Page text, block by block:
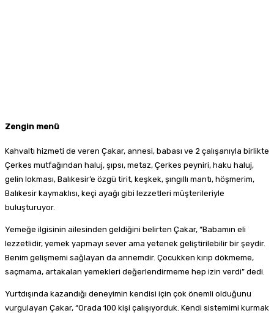
Zengin menü
Kahvaltı hizmeti de veren Çakar, annesi, babası ve 2 çalışanıyla birlikte
Çerkes mutfağından haluj, şıpsı, metaz, Çerkes peyniri, haku haluj,
gelin lokması, Balıkesir’e özgü tirit, keşkek, şıngıllı mantı, höşmerim,
Balıkesir kaymaklısı, keçi ayağı gibi lezzetleri müşterileriyle
buluşturuyor.
Yemeğe ilgisinin ailesinden geldiğini belirten Çakar, “Babamın eli
lezzetlidir, yemek yapmayı sever ama yetenek geliştirilebilir bir şeydir.
Benim gelişmemi sağlayan da annemdir. Çocukken kırıp dökmeme,
saçmama, artakalan yemekleri değerlendirmeme hep izin verdi” dedi.
Yurtdışında kazandığı deneyimin kendisi için çok önemli olduğunu
vurgulayan Çakar, “Orada 100 kişi çalışıyorduk. Kendi sistemimi kurmak